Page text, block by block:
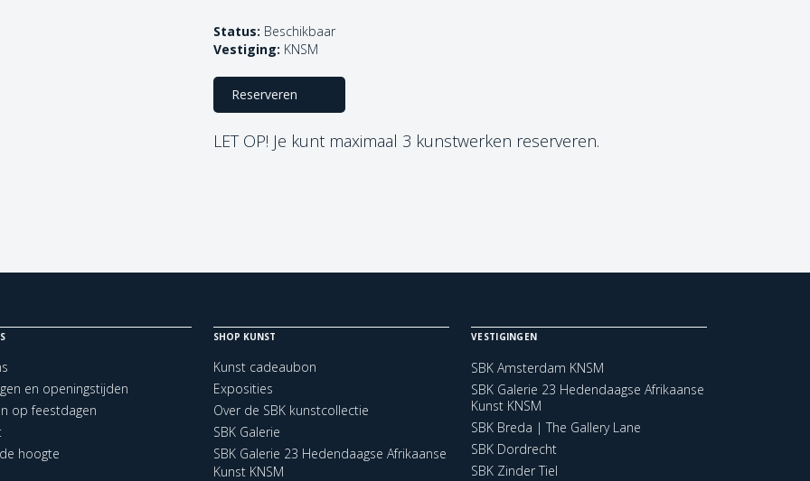
Status: Beschikbaar
Vestiging: KNSM
Reserveren
LET OP! Je kunt maximaal 3 kunstwerken reserveren.
en openingstijden
op feestdagen
hoogte
SHOP KUNST
Kunst cadeaubon
Exposities
Over de SBK kunstcollectie
SBK Galerie
SBK Galerie 23 Hedendaagse Afrikaanse
Kunst KNSM
VESTIGINGEN
SBK Amsterdam KNSM
SBK Galerie 23 Hedendaagse Afrikaanse
Kunst KNSM
SBK Breda | The Gallery Lane
SBK Dordrecht
SBK Zinder Tiel